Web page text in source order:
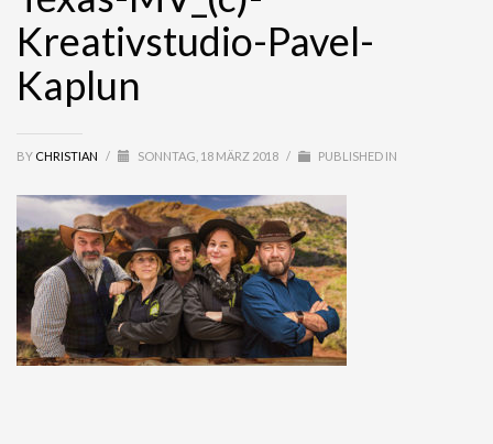
Kreativstudio-Pavel-
Kaplun
BY CHRISTIAN / SONNTAG, 18 MÄRZ 2018 / PUBLISHED IN